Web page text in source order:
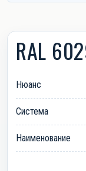
RAL
Нюанс
Система
Наименование